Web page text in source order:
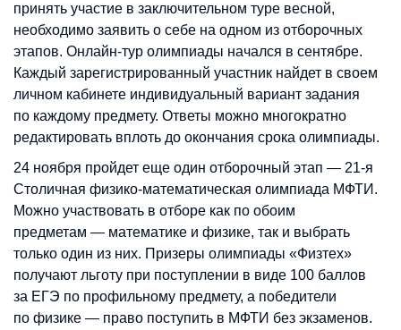
принять участие в заключительном туре весной,
необходимо заявить о себе на одном из отборочных
этапов. Онлайн-тур олимпиады начался в сентябре.
Каждый зарегистрированный участник найдет в своем
личном кабинете индивидуальный вариант задания
по каждому предмету. Ответы можно многократно
редактировать вплоть до окончания срока олимпиады.
24 ноября пройдет еще один отборочный этап — 21-я
Столичная физико-математическая олимпиада МФТИ.
Можно участвовать в отборе как по обоим
предметам — математике и физике, так и выбрать
только один из них. Призеры олимпиады «Физтех»
получают льготу при поступлении в виде 100 баллов
за ЕГЭ по профильному предмету, а победители
по физике — право поступить в МФТИ без экзаменов.